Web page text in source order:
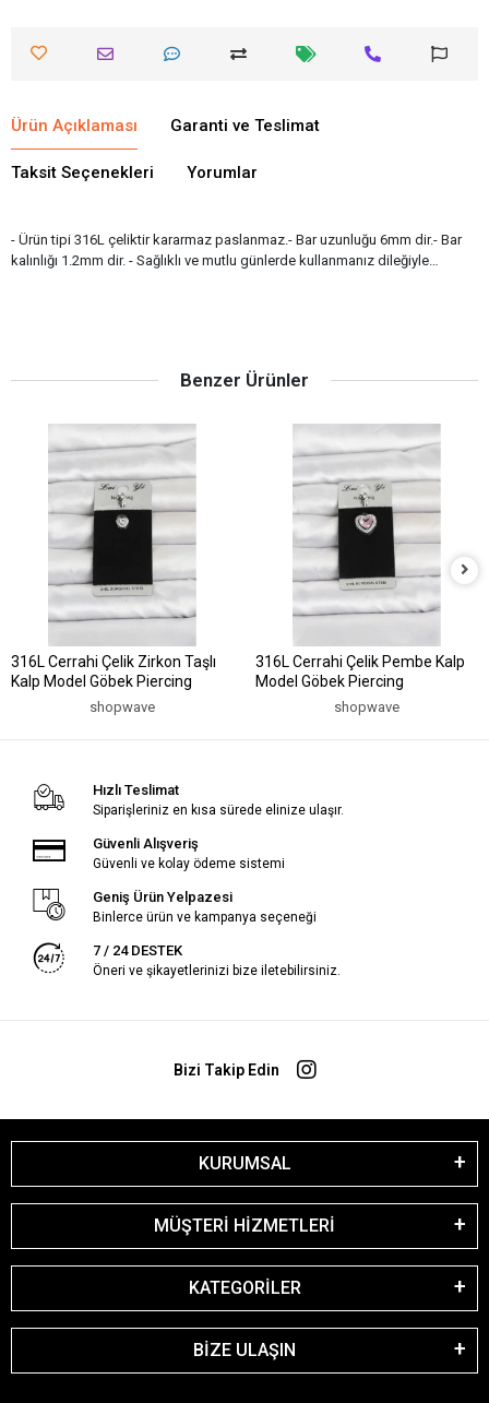
Ürün Açıklaması Garanti ve Teslimat
Taksit Seçenekleri Yorumlar
- Ürün tipi 316L çeliktir kararmaz paslanmaz.- Bar uzunluğu 6mm dir.- Bar
kalınlığı 1.2mm dir. - Sağlıklı ve mutlu günlerde kullanmanız dileğiyle…
Benzer Ürünler
316L Cerrahi Çelik Zirkon Taşlı
Kalp Model Göbek Piercing
shopwave
316L Cerrahi Çelik Pembe Kalp
Model Göbek Piercing
shopwave
Hızlı Teslimat
Siparişleriniz en kısa sürede elinize ulaşır.
Güvenli Alışveriş
Güvenli ve kolay ödeme sistemi
Geniş Ürün Yelpazesi
Binlerce ürün ve kampanya seçeneği
7 / 24 DESTEK
Öneri ve şikayetlerinizi bize iletebilirsiniz.
Bizi Takip Edin
KURUMSAL
MÜŞTERİ HİZMETLERİ
KATEGORİLER
BİZE ULAŞIN